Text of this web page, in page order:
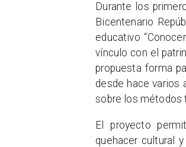
Durante los
Bicentenario
educativo
vínculo con el
propuesta forma
desde hace varios
sobre los métodos
El proyecto
quehacer cultural